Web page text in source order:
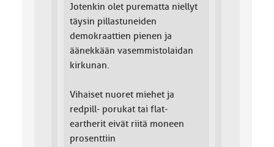
Jotenkin olet purematta niellyt
täysin pillastuneiden
demokraattien pienen ja
äänekkään vasemmistolaidan
kirkunan.
Vihaiset nuoret miehet ja
redpill- porukat tai flat-
eartherit eivät riitä moneen
prosenttiin